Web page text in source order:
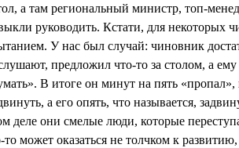
а там региональный министр, топ-
руководить. Кстати, для некоторых
У нас был случай: чиновник
предложил что-то за столом, а
В итоге он минут на пять
а его опять, что называется,
деле они смелые люди, которые
то может оказаться не толчком к